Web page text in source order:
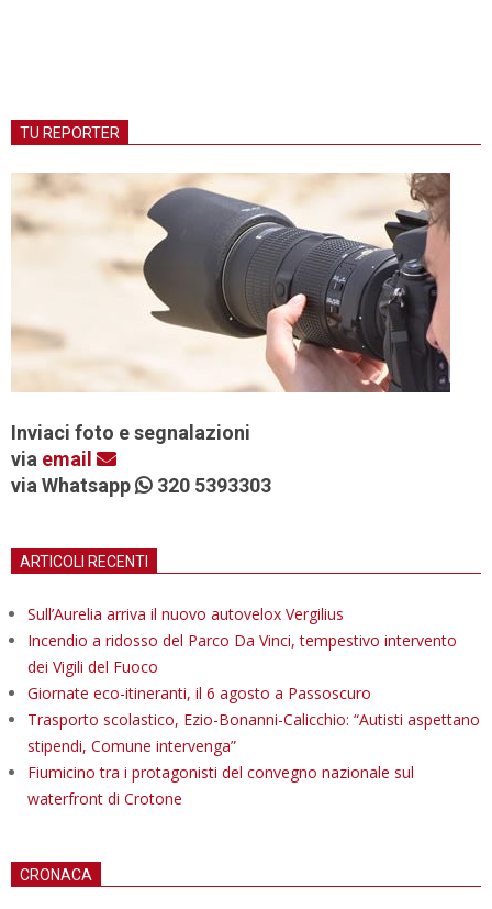
TU REPORTER
Inviaci foto e segnalazioni
via email
via Whatsapp
320 5393303
ARTICOLI RECENTI
Sull’Aurelia arriva il nuovo autovelox Vergilius
Incendio a ridosso del Parco Da Vinci, tempestivo intervento
dei Vigili del Fuoco
Giornate eco-itineranti, il 6 agosto a Passoscuro
Trasporto scolastico, Ezio-Bonanni-Calicchio: “Autisti aspettano
stipendi, Comune intervenga”
Fiumicino tra i protagonisti del convegno nazionale sul
waterfront di Crotone
CRONACA